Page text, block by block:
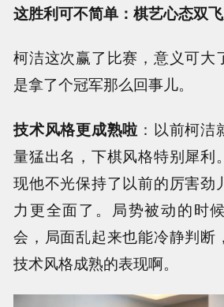
这胜利可不简单：棋艺心态双
柯洁这次赢了比赛，意义可大
是拿了个冠军那么回事儿。
技术风格更成熟啦 ：以前柯
量猛出名，下棋风格特别犀利
现他不光保持了以前的厉害劲
力更全面了。局势被动的时
会，局面乱起来也能冷静判断
技术风格成熟的表现啊。